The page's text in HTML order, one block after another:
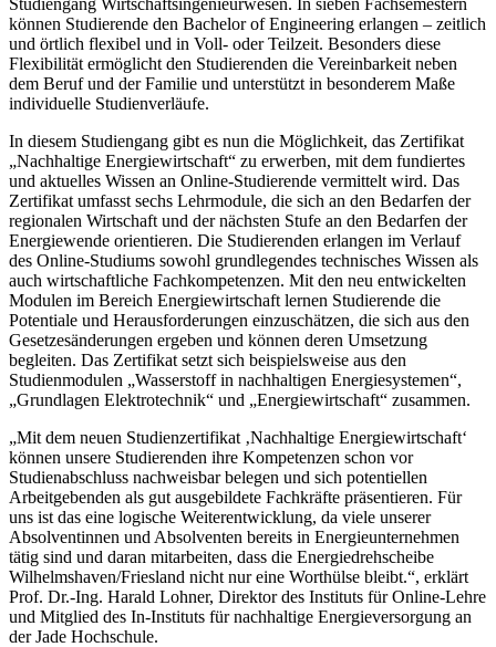
können Studierende den Bachelor of Engineering erlangen – zeitlich
und örtlich flexibel und in Voll- oder Teilzeit. Besonders diese
Flexibilität ermöglicht den Studierenden die Vereinbarkeit neben
dem Beruf und der Familie und unterstützt in besonderem Maße
individuelle Studienverläufe.
In diesem Studiengang gibt es nun die Möglichkeit, das Zertifikat
„Nachhaltige Energiewirtschaft“ zu erwerben, mit dem fundiertes
und aktuelles Wissen an Online-Studierende vermittelt wird. Das
Zertifikat umfasst sechs Lehrmodule, die sich an den Bedarfen der
regionalen Wirtschaft und der nächsten Stufe an den Bedarfen der
Energiewende orientieren. Die Studierenden erlangen im Verlauf
des Online-Studiums sowohl grundlegendes technisches Wissen als
auch wirtschaftliche Fachkompetenzen. Mit den neu entwickelten
Modulen im Bereich Energiewirtschaft lernen Studierende die
Potentiale und Herausforderungen einzuschätzen, die sich aus den
Gesetzesänderungen ergeben und können deren Umsetzung
begleiten. Das Zertifikat setzt sich beispielsweise aus den
Studienmodulen „Wasserstoff in nachhaltigen Energiesystemen“,
„Grundlagen Elektrotechnik“ und „Energiewirtschaft“ zusammen.
„Mit dem neuen Studienzertifikat ‚Nachhaltige Energiewirtschaft‘
können unsere Studierenden ihre Kompetenzen schon vor
Studienabschluss nachweisbar belegen und sich potentiellen
Arbeitgebenden als gut ausgebildete Fachkräfte präsentieren. Für
uns ist das eine logische Weiterentwicklung, da viele unserer
Absolventinnen und Absolventen bereits in Energieunternehmen
tätig sind und daran mitarbeiten, dass die Energiedrehscheibe
Wilhelmshaven/Friesland nicht nur eine Worthülse bleibt.“, erklärt
Prof. Dr.-Ing. Harald Lohner, Direktor des Instituts für Online-Lehre
und Mitglied des In-Instituts für nachhaltige Energieversorgung an
der Jade Hochschule.